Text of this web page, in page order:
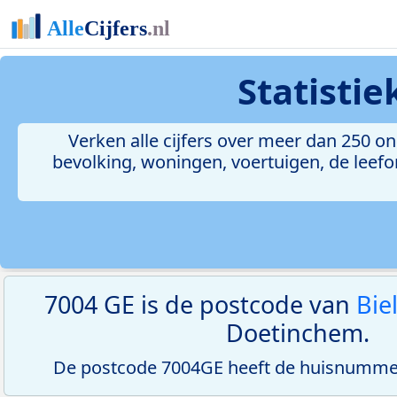
Verken alle cijfers over meer dan 250
bevolking, woningen, voertuigen, de
7004 GE is de postcode van
Doetinchem.
De postcode 7004GE heeft de